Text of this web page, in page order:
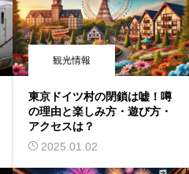
観光情報
東京ドイツ村の閉鎖は嘘！噂
の理由と楽しみ方・遊び方・
アクセスは？
2025.01.02